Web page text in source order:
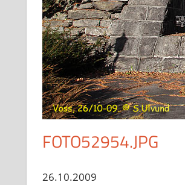
FOTO52954.JPG
26.10.2009